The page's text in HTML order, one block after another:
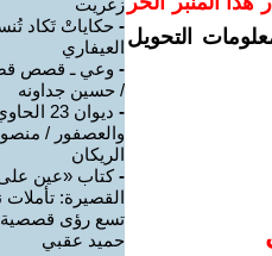
التحويل
زغريت
- حكاياتْ تَكاد
العيفاري
- وعي ـ قصص
/ حسين جداونه
-
ديوان 23
والعصفور /
الريكان
-كتاب «عين
القصيرة: تأملات
تسع رؤى
حميد عقبي